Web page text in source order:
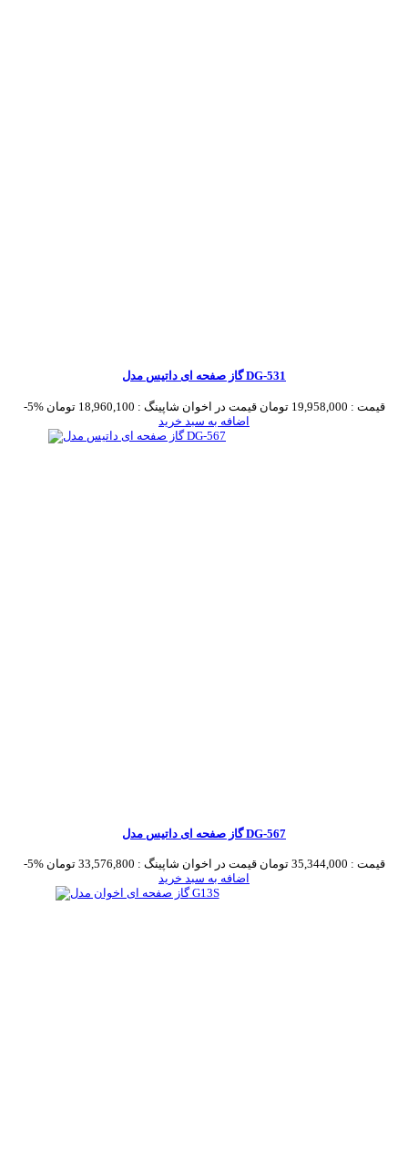
گاز صفحه ای داتیس مدل DG-531
-5% قیمت : 19,958,000 تومان قیمت در اخوان شاپینگ : 18,960,100 تومان
اضافه به سبد خرید
گاز صفحه ای داتیس مدل DG-567
-5% قیمت : 35,344,000 تومان قیمت در اخوان شاپینگ : 33,576,800 تومان
اضافه به سبد خرید